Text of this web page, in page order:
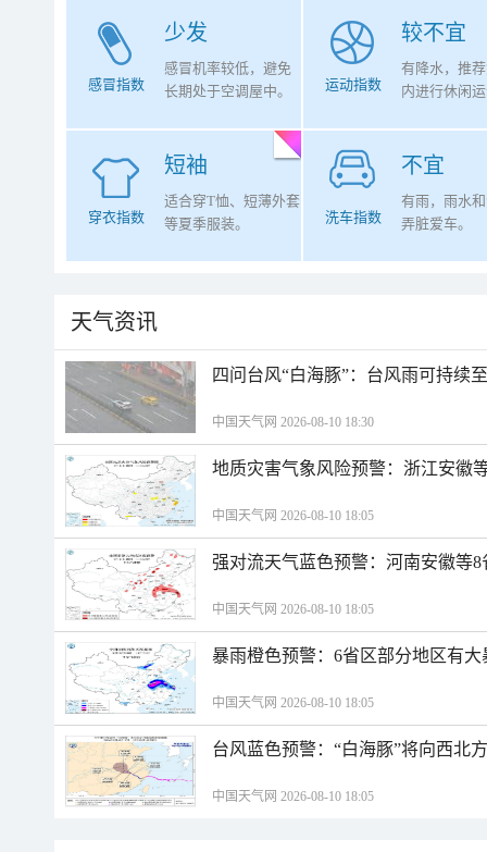
少发
感冒指数
感冒机率较低，避免
长期处于空调屋中。
较不宜
运动指数
有降水，推
内进行休闲
短袖
穿衣指数
适合穿T恤、短薄外套
等夏季服装。
不宜
洗车指数
有雨，雨水
弄脏爱车。
天气资讯
四问台风“白海豚”：台风雨可持续
中国天气网 2026-08-10 18:30
地质灾害气象风险预警：浙江安徽
中国天气网 2026-08-10 18:05
强对流天气蓝色预警：河南安徽等
中国天气网 2026-08-10 18:05
暴雨橙色预警：6省区部分地区有
中国天气网 2026-08-10 18:05
台风蓝色预警：“白海豚”将向西北
中国天气网 2026-08-10 18:05